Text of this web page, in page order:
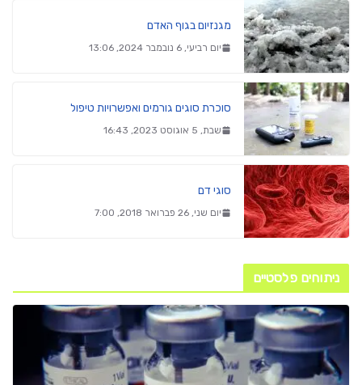
מגנזיום בגוף האדם
יום רביעי, 6 נובמבר 2024, 13:06
סוכרת סוגים גורמים ואפשרויות טיפול
שבת, 5 אוגוסט 2023, 16:43
סוגי דם
יום שני, 26 פברואר 2018, 7:00
ניתוחים פלסטיים